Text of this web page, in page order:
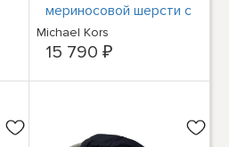
мериносовой шерсти с
застежкой-молнией на
четверть, черный,
РАЗМЕР L
Michael Kors
15 790 ₽